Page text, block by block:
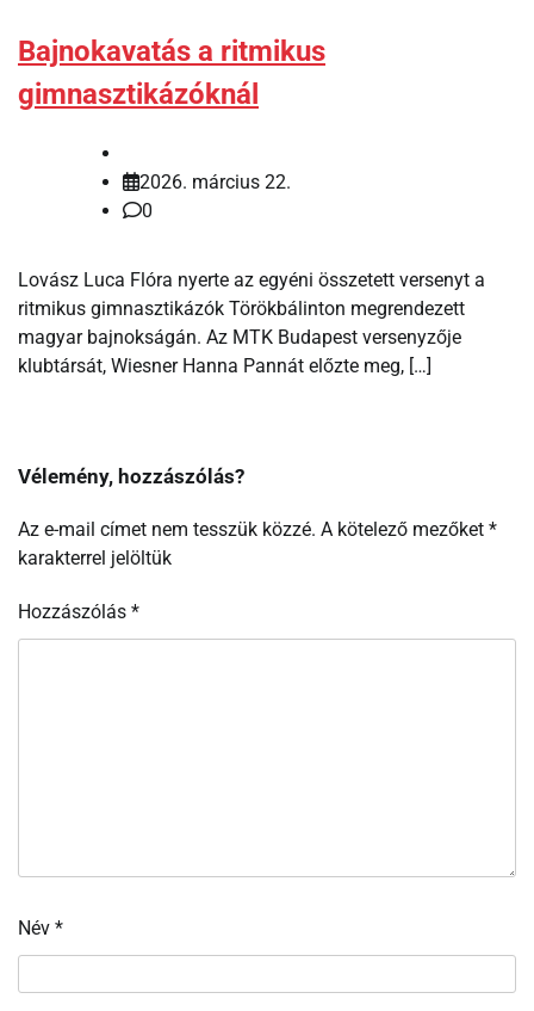
Bajnokavatás a ritmikus
gimnasztikázóknál
2026. március 22.
0
Lovász Luca Flóra nyerte az egyéni összetett versenyt a
ritmikus gimnasztikázók Törökbálinton megrendezett
magyar bajnokságán. Az MTK Budapest versenyzője
klubtársát, Wiesner Hanna Pannát előzte meg, […]
Vélemény, hozzászólás?
Az e-mail címet nem tesszük közzé. A kötelező mezőket *
karakterrel jelöltük
Hozzászólás *
Név *